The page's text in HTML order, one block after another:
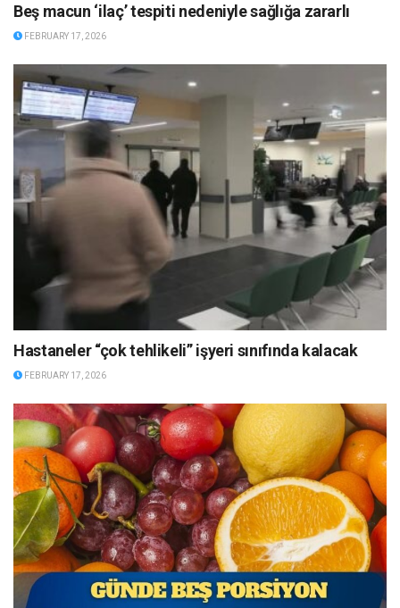
Beş macun ‘ilaç’ tespiti nedeniyle sağlığa zararlı
FEBRUARY 17, 2026
Hastaneler “çok tehlikeli” işyeri sınıfında kalacak
FEBRUARY 17, 2026